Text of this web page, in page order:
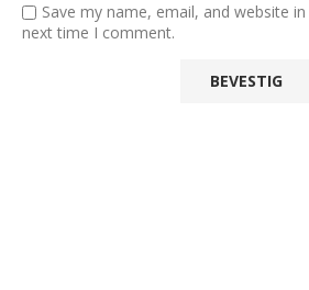
Save my name, email, and website
next time I comment.